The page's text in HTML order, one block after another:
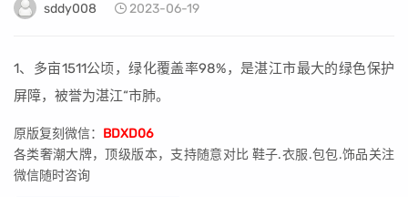
sddy008 2023-06-19
1、多亩1511公顷，绿化覆盖率98%，是湛江市最大的绿色保护
屏障，被誉为湛江“市肺。
原版复刻微信： BDXD06
各类奢潮大牌，顶级版本，支持随意对比 鞋子.衣服.包包.饰品关注
微信随时咨询